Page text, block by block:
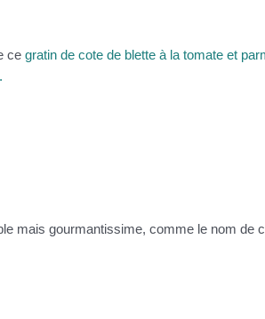
ce gratin de cote de blette à la tomate et
mais gourmantissime, comme le nom de